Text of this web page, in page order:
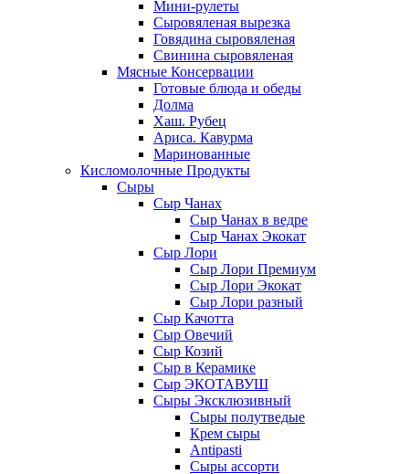
Мини-рулеты
Сыровяленая вырезка
Говядина сыровяленая
Свинина сыровяленая
Мясные Консервации
Готовые блюда и обеды
Долма
Хаш. Рубец
Ариса. Кавурма
Маринованные
Кисломолочные Продукты
Сыры
Сыр Чанах
Сыр Чанах в ведре
Сыр Чанах Экокат
Сыр Лори
Сыр Лори Премиум
Сыр Лори Экокат
Сыр Лори разный
Сыр Качотта
Сыр Овечий
Сыр Козий
Сыр в Керамике
Сыр ЭКОТАВУШ
Сыры Эксклюзивный
Сыры полутведые
Крем сыры
Antipasti
Сыры ассорти